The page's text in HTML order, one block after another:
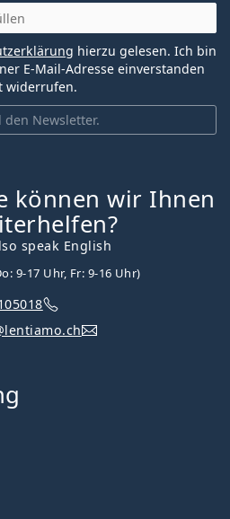
Newsletter.
hierzu gelesen. Ich bin
E-Mail-Adresse einverstanden
widerrufen.
können wir Ihnen
speak English
9-17 Uhr, Fr: 9-16 Uhr)